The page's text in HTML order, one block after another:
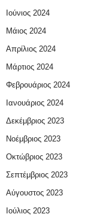
Ιούνιος 2024
Μάιος 2024
Απρίλιος 2024
Μάρτιος 2024
Φεβρουάριος 2024
Ιανουάριος 2024
Δεκέμβριος 2023
Νοέμβριος 2023
Οκτώβριος 2023
Σεπτέμβριος 2023
Αύγουστος 2023
Ιούλιος 2023